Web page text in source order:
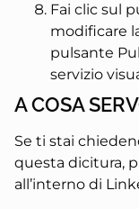
Fai clic sul
modificare
pulsante
servizio
A COSA
Se ti stai
questa dicitura,
all’interno di